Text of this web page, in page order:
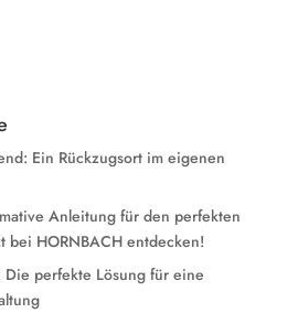
Ein Rückzugsort im eigenen
Anleitung für den perfekten
bei HORNBACH entdecken!
Die perfekte Lösung für eine